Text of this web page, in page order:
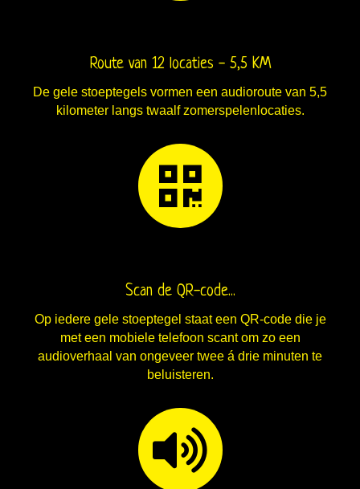
Route van 12 locaties - 5,5 KM
De gele stoeptegels vormen een audioroute van 5,5
kilometer langs twaalf zomerspelenlocaties.
Scan de QR-code...
Op iedere gele stoeptegel staat een QR-code die je
met een mobiele telefoon scant om zo een
audioverhaal van ongeveer twee á drie minuten te
beluisteren.